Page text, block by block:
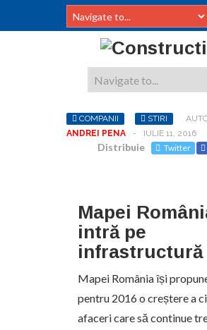
COMPANII STIRI
ANDREI PENA
- IULIE 11, 2016
Distribuie Twitter
Mapei
intră pe
infrastructură
Mapei România își
pentru 2016 o creștere a
afaceri care să continue